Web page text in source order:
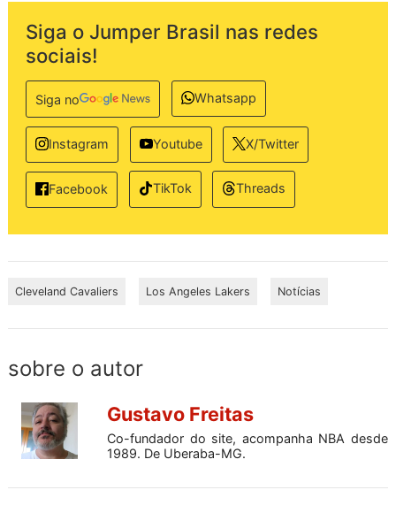
Siga o Jumper Brasil nas redes
sociais!
Siga no Whatsapp
Instagram Youtube X/Twitter
Facebook TikTok Threads
Cleveland Cavaliers Los Angeles Lakers Notícias
sobre o autor
Gustavo Freitas
Co-fundador do site, acompanha NBA desde
1989. De Uberaba-MG.